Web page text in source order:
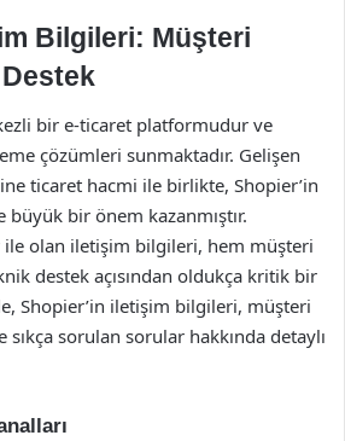
Bilgileri: Müşteri
bir e-ticaret platformudur ve
çözümleri sunmaktadır. Gelişen
ticaret hacmi ile birlikte, Shopier’in
bir önem kazanmıştır.
ile olan iletişim bilgileri, hem müşteri
destek açısından oldukça kritik bir
Shopier’in iletişim bilgileri, müşteri
sorulan sorular hakkında detaylı